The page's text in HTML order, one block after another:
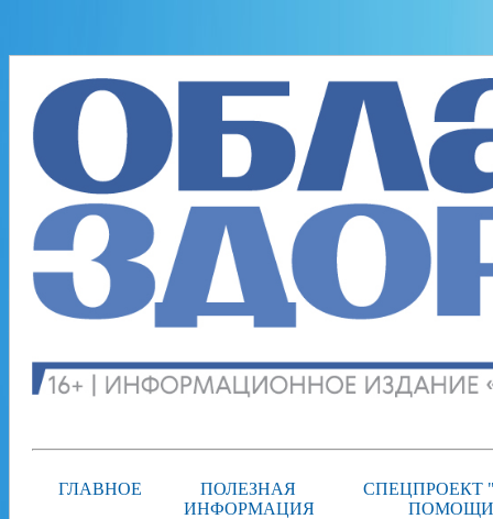
ГЛАВНОЕ
ПОЛЕЗНАЯ
ИНФОРМАЦИЯ
СПЕЦПРОЕКТ